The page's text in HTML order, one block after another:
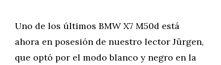
Uno de los últimos BMW X7 M50d está
ahora en posesión de nuestro lector Jürgen,
que optó por el modo blanco y negro en la